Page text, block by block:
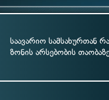
საავარიო სამსახურთან
ზონის არსებობის